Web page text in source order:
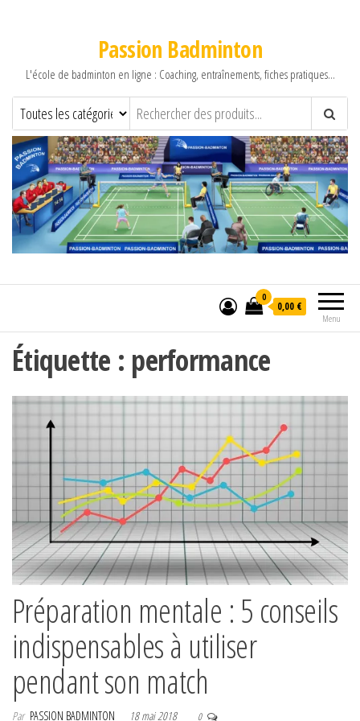
Passion Badminton
L'école de badminton en ligne : Coaching, entraînements, fiches pratiques…
Menu
0
0,00 €
Étiquette : performance
Préparation mentale : 5 conseils
indispensables à utiliser
pendant son match
Par PASSION BADMINTON 18 mai 2018 0